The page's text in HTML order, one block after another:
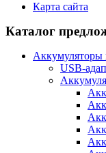
Карта сайта
Каталог
Аккумуляторы
USB-